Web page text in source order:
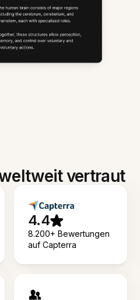
vertraut
4.4
8.200+ Bewertungen
auf Capterra